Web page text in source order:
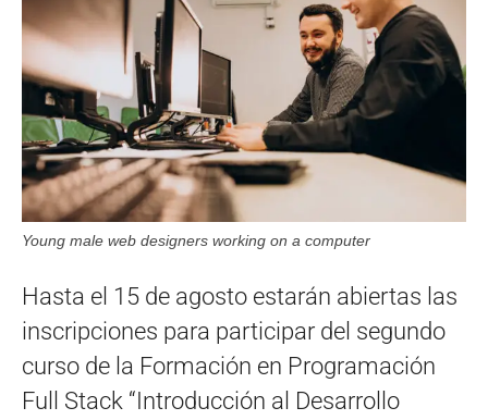
Young male web designers working on a computer
Hasta el 15 de agosto estarán abiertas las
inscripciones para participar del segundo
curso de la Formación en Programación
Full Stack “Introducción al Desarrollo